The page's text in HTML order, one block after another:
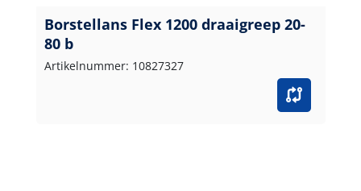
Borstellans Flex 1200 draaigreep 20-
80 b
Artikelnummer: 10827327